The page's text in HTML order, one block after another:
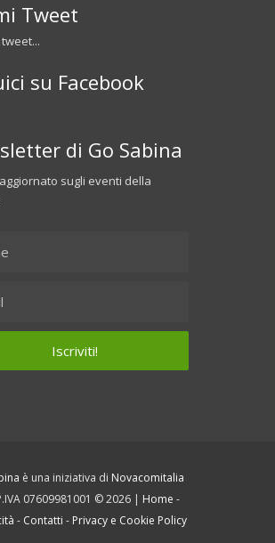
Tweet
su Facebook
di Go Sabina
sugli eventi della
è una iniziativa di Novacomitalia
07609981001 © 2026 | Home -
- Contatti - Privacy e Cookie Policy